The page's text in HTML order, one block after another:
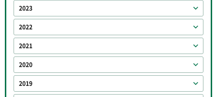
2023
2022
2021
2020
2019